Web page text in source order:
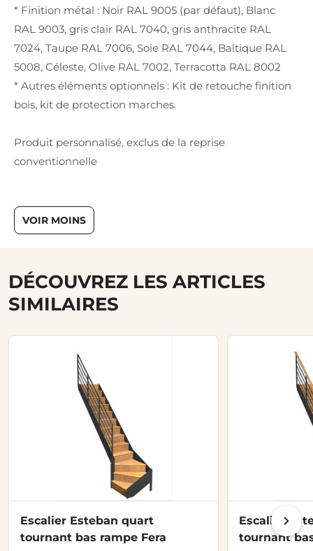
* Finition métal : Noir RAL 9005 (par défaut), Blanc
RAL 9003, gris clair RAL 7040, gris anthracite RAL
7024, Taupe RAL 7006, Soie RAL 7044, Baltique RAL
5008, Céleste, Olive RAL 7002, Terracotta RAL 8002
* Autres éléments optionnels : Kit de retouche finition
bois, kit de protection marches.
Produit personnalisé, exclus de la reprise
conventionnelle
VOIR MOINS
DÉCOUVREZ LES ARTICLES
SIMILAIRES
Escalier Esteban quart
tournant bas rampe Fera
Escalier
tournant